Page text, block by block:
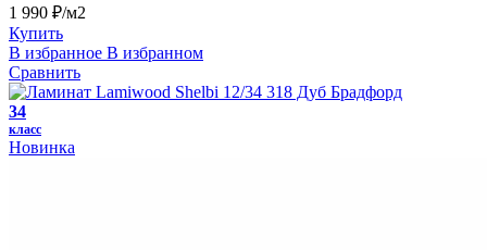
1 990 ₽/м2
Купить
В избранное В избранном
Сравнить
34
класс
Новинка